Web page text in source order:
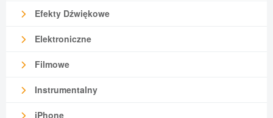
Efekty Dźwiękowe
Elektroniczne
Filmowe
Instrumentalny
iPhone